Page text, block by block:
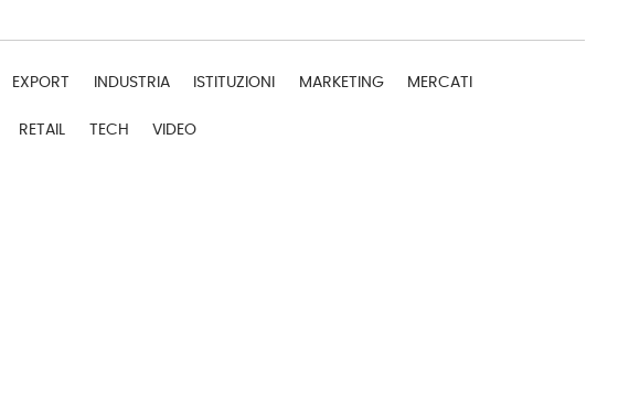
EXPORT INDUSTRIA ISTITUZIONI MARKETING MERCATI
RETAIL TECH VIDEO